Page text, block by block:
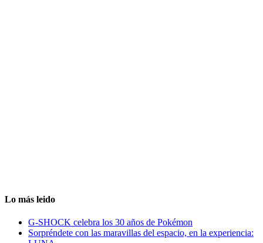
Lo más leido
G-SHOCK celebra los 30 años de Pokémon
Sorpréndete con las maravillas del espacio, en la experiencia: